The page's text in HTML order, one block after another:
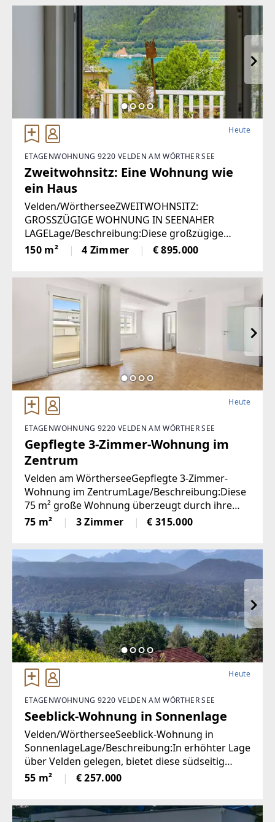
Heute
ETAGENWOHNUNG 9220 VELDEN AM WÖRTHER SEE
Zweitwohnsitz: Eine Wohnung wie
ein Haus
Velden/WörtherseeZWEITWOHNSITZ:
GROSSZÜGIGE WOHNUNG IN SEENAHER
LAGELage/Beschreibung:Diese großzügige
Wohnung vereint hohen Wohnkomfort mit
einer seltenen Zweitwohnsitzwidmung und
150 m² 4 Zimmer € 895.000
Heute
ETAGENWOHNUNG 9220 VELDEN AM WÖRTHER SEE
Gepflegte 3-Zimmer-Wohnung im
Zentrum
Velden am WörtherseeGepflegte 3-Zimmer-
Wohnung im ZentrumLage/Beschreibung:Diese
75 m² große Wohnung überzeugt durch ihre
durchdachte Raumaufteilung und ihre
ausgezeichnete Lage im Zentrum von Velden.
75 m² 3 Zimmer € 315.000
Heute
ETAGENWOHNUNG 9220 VELDEN AM WÖRTHER SEE
Seeblick-Wohnung in Sonnenlage
Velden/WörtherseeSeeblick-Wohnung in
SonnenlageLage/Beschreibung:In erhöhter Lage
über Velden gelegen, bietet diese südseitig
ausgerichtete Wohnung angenehme
Lichtverhältnisse und einen schönen Blick auf
55 m² € 257.000